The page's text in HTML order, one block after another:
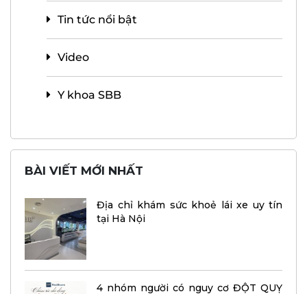
Tin tức nổi bật
Video
Y khoa SBB
BÀI VIẾT MỚI NHẤT
Địa chỉ khám sức khoẻ lái xe uy tín
tại Hà Nội
4 nhóm người có nguy cơ ĐỘT QUỴ